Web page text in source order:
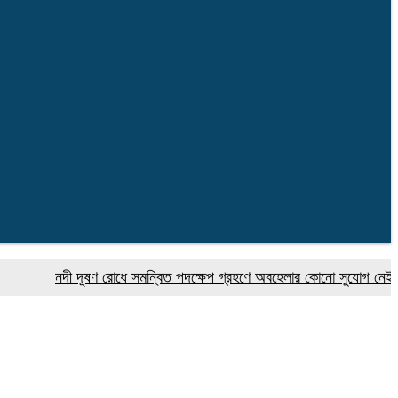
নদী দূষণ রোধে সমন্বিত পদক্ষেপ গ্রহণে অবহেলার কোনো সুযোগ নেই :